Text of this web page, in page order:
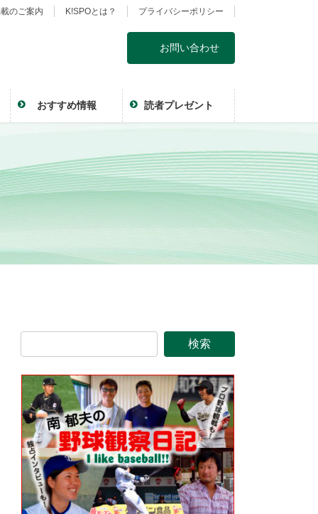
のご案内 K!SPOとは？ プライバシーポリシー
お問い合わせ
おすすめ情報 読者プレゼント